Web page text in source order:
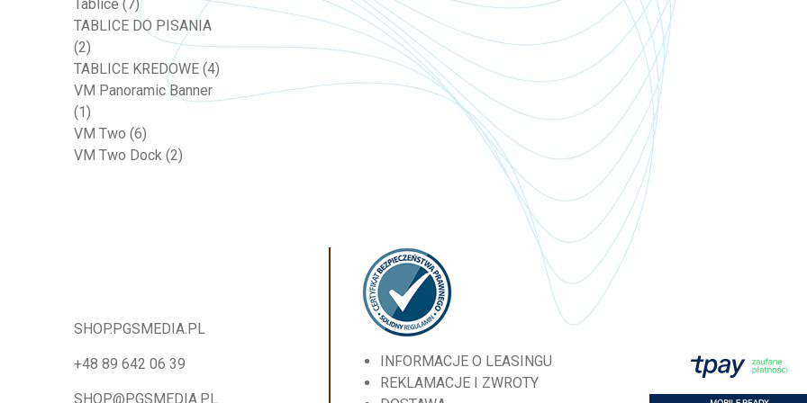
Tablice (7)
TABLICE DO PISANIA
(2)
TABLICE KREDOWE (4)
VM Panoramic Banner
(1)
VM Two (6)
VM Two Dock (2)
SHOP.PGSMEDIA.PL
+48 89 642 06 39
SHOP@PGSMEDIA.PL
INFORMACJE O LEASINGU
REKLAMACJE I ZWROTY